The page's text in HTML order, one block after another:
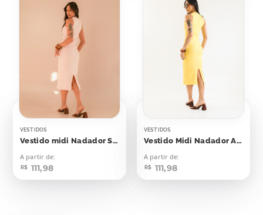
VESTIDOS
Vestido midi Nadador Soft Peach
A partir de:
R$ 111,98
VESTIDOS
Vestido Midi Nadador Amarelo Emoji
A partir de:
R$ 111,98